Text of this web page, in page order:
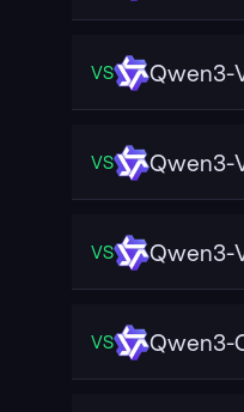
VS Qwen3-
VS Qwen3-
VS Qwen3-
VS Qwen3-